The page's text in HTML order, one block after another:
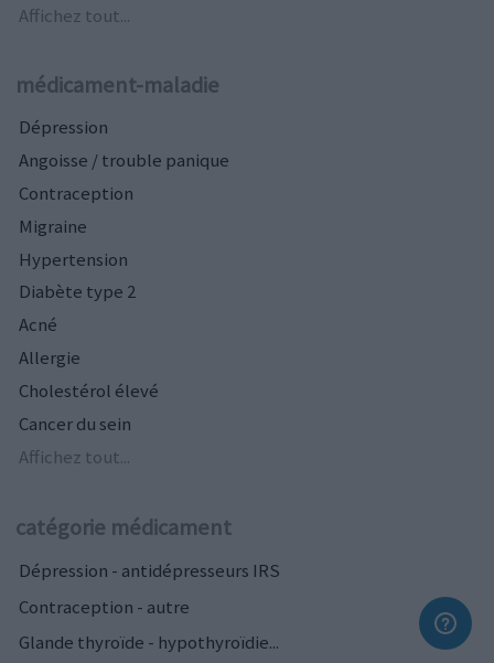
Affichez tout...
médicament-maladie
Dépression
Angoisse / trouble panique
Contraception
Migraine
Hypertension
Diabète type 2
Acné
Allergie
Cholestérol élevé
Cancer du sein
Affichez tout...
catégorie médicament
Dépression - antidépresseurs IRS
Contraception - autre
Glande thyroïde - hypothyroïdie...